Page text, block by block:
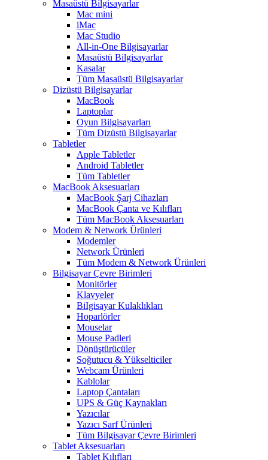
Masaüstü Bilgisayarlar
Mac mini
iMac
Mac Studio
All-in-One Bilgisayarlar
Masaüstü Bilgisayarlar
Kasalar
Tüm Masaüstü Bilgisayarlar
Dizüstü Bilgisayarlar
MacBook
Laptoplar
Oyun Bilgisayarları
Tüm Dizüstü Bilgisayarlar
Tabletler
Apple Tabletler
Android Tabletler
Tüm Tabletler
MacBook Aksesuarları
MacBook Şarj Cihazları
MacBook Çanta ve Kılıfları
Tüm MacBook Aksesuarları
Modem & Network Ürünleri
Modemler
Network Ürünleri
Tüm Modem & Network Ürünleri
Bilgisayar Çevre Birimleri
Monitörler
Klavyeler
BiIgisayar Kulaklıkları
Hoparlörler
Mouselar
Mouse Padleri
Dönüştürücüler
Soğutucu & Yükselticiler
Webcam Ürünleri
Kablolar
Laptop Çantaları
UPS & Güç Kaynakları
Yazıcılar
Yazıcı Sarf Ürünleri
Tüm Bilgisayar Çevre Birimleri
Tablet Aksesuarları
Tablet Kılıfları